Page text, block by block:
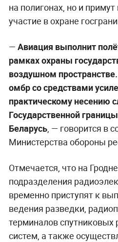
на полигонах, но и
участие в охране
— Авиация выполнит
рамках охраны
воздушном
омбр со средствами
практическому несению
Государственной
Беларусь, — говорится в
Министерства обороны
Отмечается, что на
подразделения
временно приступят к
ведения разведки,
терминалов
систем, а также